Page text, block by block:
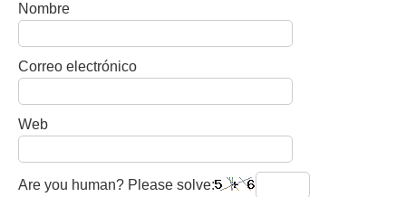
Nombre
Correo electrónico
Web
Are you human? Please solve: